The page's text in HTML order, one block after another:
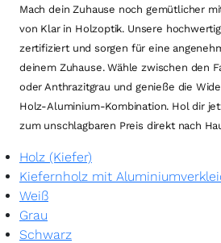
Mach dein Zuhause noch gemütlicher
von Klar in Holzoptik. Unsere
zertifiziert und sorgen für eine
deinem Zuhause. Wähle zwischen den
oder Anthrazitgrau und genieße die
Holz-Aluminium-Kombination. Hol dir
zum unschlagbaren Preis direkt nach
Holz (Kiefer)
Kiefernholz mit
Weiß
Grau
Schwarz